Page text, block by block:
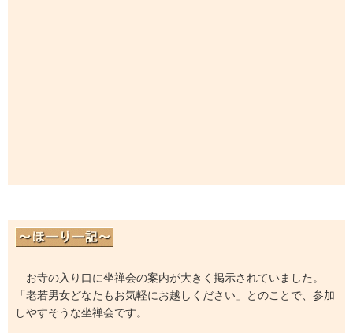
お寺の入り口に坐禅会の案内が大きく掲示されていました。
「老若男女どなたもお気軽にお越しください」とのことで、参加
しやすそうな坐禅会です。